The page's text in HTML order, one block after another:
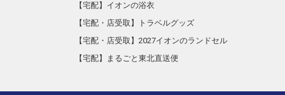
【宅配】イオンの浴衣
【宅配・店受取】トラベルグッズ
【宅配・店受取】2027イオンのランドセル
【宅配】まるごと東北直送便